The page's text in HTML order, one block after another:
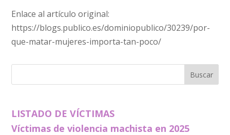
Enlace al artículo original:
https://blogs.publico.es/dominiopublico/30239/por-
que-matar-mujeres-importa-tan-poco/
LISTADO DE VÍCTIMAS
Víctimas de violencia machista en 2025